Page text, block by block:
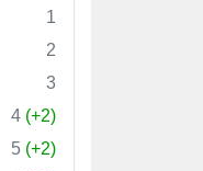
1
2
3
4 (+2)
5 (+2)